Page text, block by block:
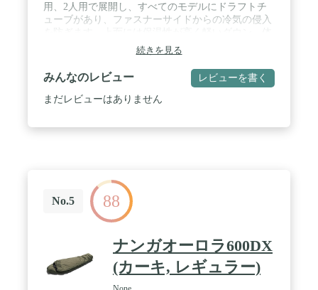
用、2人用で展開し、すべてのモデルにドラフトチ
ューブがあり、ファスナーサイドからの冷気の侵入
重によって潰れてしまう下面には化繊綿(シングル
キルト構造)と合理的な構造となっています。キャ
ンプや野外フェスだけでなく、家や車中泊にも活躍
するシリーズです。 / 生地：15dnナイロンリップ 内
部構造：ボックスキルト構造 / フィルパワー：ホワ
続きを見る
みんなのレビュー レビューを書く
まだレビューはありません
No.5 88
ナンガオーロラ600DX
(カーキ, レギュラー)